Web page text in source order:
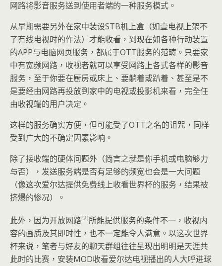
网路将影音服务送到使用者端的一种服务模式。
从早期需要另外在家中装设STB机上盒（如壹电视上架不
了有线电视时的作法）才能收看，到现在如各种行动装置
的APP与电脑网页服务，都属于OTT服务的范畴。只要家
中有宽频网路，收视者就可以享受网路上各式各样的影音
服务，至于你要在厨房或床上、要躺着或趴着、甚至是不
是要经由网路再投放到家中的电视或投影机来看，完全任
由收视端的用户决定。
这样的服务确实方便，但可能受了OTT之名的诅咒，同样
受到广大的不确定因素影响。
除了接收端的硬体问题外（简言之就是你手机或电脑够力
与否），发送服务端是否有足够的频宽也会是一大问题
（像这次爱尔达提供免费线上收看世界杯的服务，结果被
挤爆的惨况）。
此外，因为开放网路[2]所能提供服务的条件不一，收视内
容的画质及其即时性，也不一定能令人满意。以这次世界
杯来说，笔者与好友的聊天群组往往呈现出明明是天涯共
此时的比赛，安装MOD收看爱尔达电视播出的人大呼进球